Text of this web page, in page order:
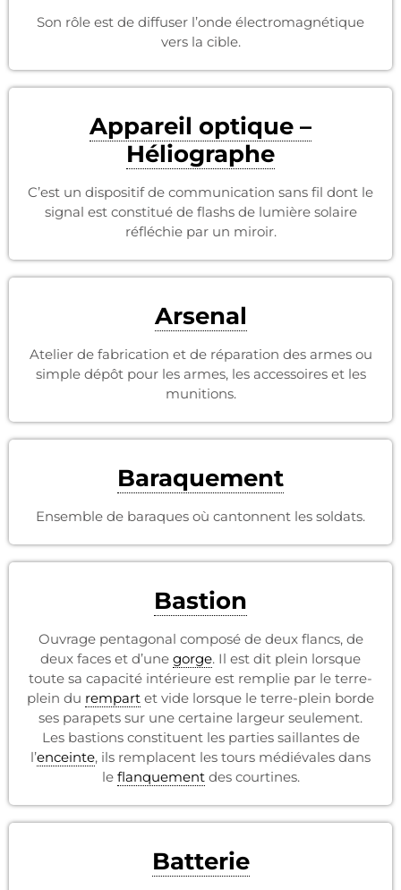
Son rôle est de diffuser l’onde électromagnétique
vers la cible.
Appareil optique –
Héliographe
C’est un dispositif de communication sans fil dont le
signal est constitué de flashs de lumière solaire
réfléchie par un miroir.
Arsenal
Atelier de fabrication et de réparation des armes ou
simple dépôt pour les armes, les accessoires et les
munitions.
Baraquement
Ensemble de baraques où cantonnent les soldats.
Bastion
Ouvrage pentagonal composé de deux flancs, de
deux faces et d’une gorge. Il est dit plein lorsque
toute sa capacité intérieure est remplie par le terre-
plein du rempart et vide lorsque le terre-plein borde
ses parapets sur une certaine largeur seulement.
Les bastions constituent les parties saillantes de
l’enceinte, ils remplacent les tours médiévales dans
le flanquementdes courtines.
Batterie